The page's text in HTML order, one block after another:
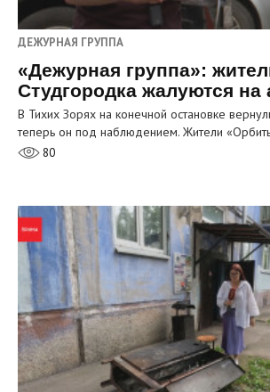
ДЕЖУРНАЯ ГРУППА
«Дежурная группа»:
Студгородка жалуются на
В Тихих Зорях на конечной остановке
теперь он под наблюдением. Жители
80